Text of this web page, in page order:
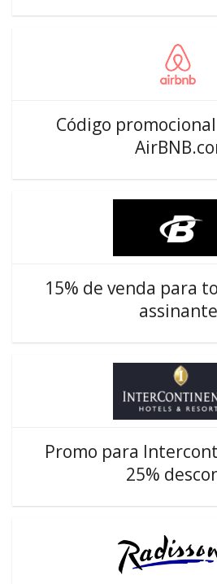
Código
15% de venda para
Promo para
25%